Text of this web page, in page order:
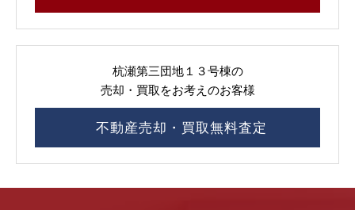
杭瀬第三団地１３号棟の
売却・買取をお考えのお客様
不動産売却・買取無料査定